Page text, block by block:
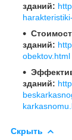
зданий:
зданий:
obektov.html
зданий:
Скрыть